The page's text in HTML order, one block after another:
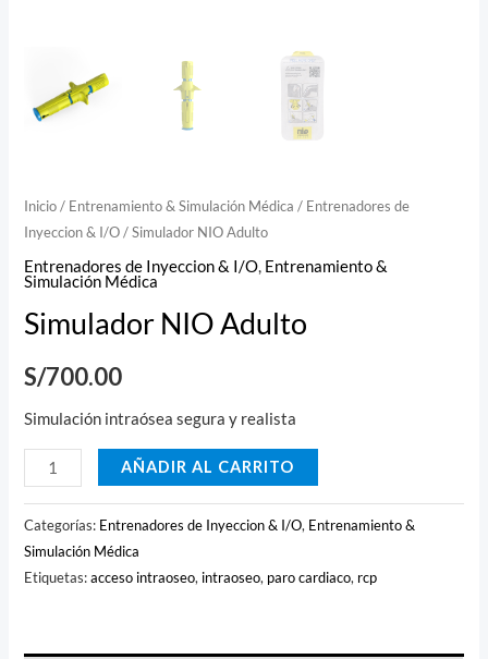
Inicio/ Entrenamiento & Simulación Médica / Entrenadores de
Inyeccion & I/O/ Simulador NIO Adulto
Entrenadores de Inyeccion & I/O, Entrenamiento &
Simulación Médica
Simulador NIO Adulto
S/700.00
Simulación intraósea segura y realista
AÑADIR AL CARRITO
Categorías: Entrenadores de Inyeccion & I/O, Entrenamiento &
Simulación Médica
Etiquetas:acceso intraoseo, intraoseo, paro cardiaco, rcp